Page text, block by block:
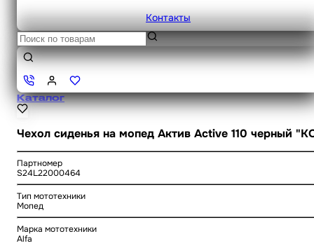
Контакты
Каталог
Чехол сиденья на мопед Актив Active 110 черный
Партномер
S24L22000464
Тип мототехники
Мопед
Марка мототехники
Alfa